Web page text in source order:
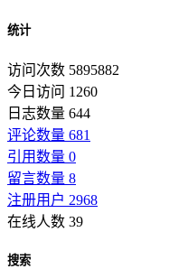
统计
访问次数 5895882
今日访问 1260
日志数量 644
评论数量 681
引用数量 0
留言数量 8
注册用户 2968
在线人数 39
搜索